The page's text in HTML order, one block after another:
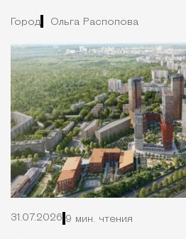
Город Ольга Распопова
31.07.2026 9 мин. чтения